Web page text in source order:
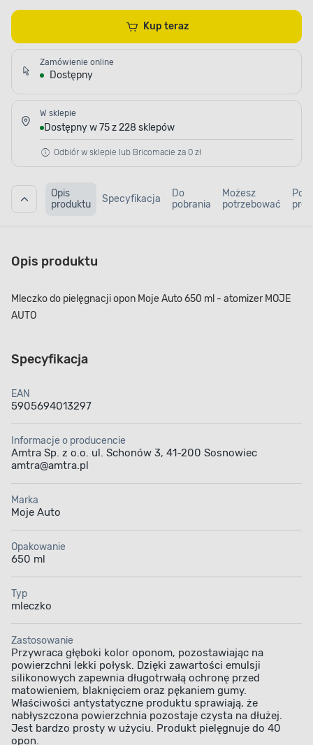
Kup teraz
Zamówienie online
Dostępny
W sklepie
Dostępny w 75 z 228 sklepów
Odbiór w sklepie lub Bricomacie za 0 zł
Opis
produktu
Specyfikacja
Do
pobrania
Możesz
potrzebować
Opis produktu
Mleczko do pielęgnacji opon Moje Auto 650 ml - atomizer MOJE
AUTO
Specyfikacja
EAN
5905694013297
Informacje o producencie
Amtra Sp. z o.o. ul. Schonów 3, 41-200 Sosnowiec
amtra@amtra.pl
Marka
Moje Auto
Opakowanie
650 ml
Typ
mleczko
Zastosowanie
Przywraca głęboki kolor oponom, pozostawiając na
powierzchni lekki połysk. Dzięki zawartości emulsji
silikonowych zapewnia długotrwałą ochronę przed
matowieniem, blaknięciem oraz pękaniem gumy.
Właściwości antystatyczne produktu sprawiają, że
nabłyszczona powierzchnia pozostaje czysta na dłużej.
Jest bardzo prosty w użyciu. Produkt pielęgnuje do 40
opon.